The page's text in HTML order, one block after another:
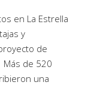
en La Estrella
y
de
de 520
una